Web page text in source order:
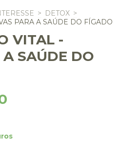
> DETOX >
PARA A SAÚDE DO FÍGADO
VITAL -
A SAÚDE DO